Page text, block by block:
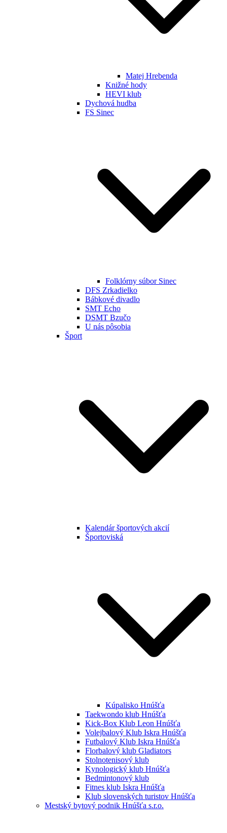
Matej Hrebenda
Knižné hody
HEVI klub
Dychová hudba
FS Sinec
Folklórny súbor Sinec
DFS Zrkadielko
Bábkové divadlo
SMT Echo
DSMT Bzučo
U nás pôsobia
Šport
Kalendár športových akcií
Športoviská
Kúpalisko Hnúšťa
Taekwondo klub Hnúšťa
Kick-Box Klub Leon Hnúšťa
Volejbalový Klub Iskra Hnúšťa
Futbalový Klub Iskra Hnúšťa
Florbalový klub Gladiators
Stolnotenisový klub
Kynologický klub Hnúšťa
Bedmintonový klub
Fitnes klub Iskra Hnúšťa
Klub slovenských turistov Hnúšťa
Mestský bytový podnik Hnúšťa s.r.o.